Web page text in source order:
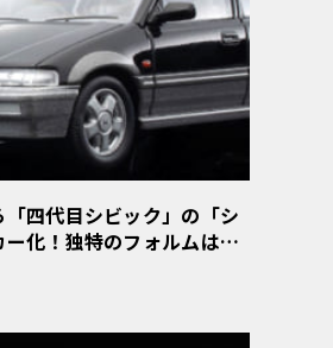
「四代目シビック」の「シ
ー化！独特のフォルムは1/
らず【モデルカーズ】